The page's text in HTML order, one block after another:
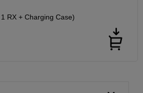
RX + Charging Case)